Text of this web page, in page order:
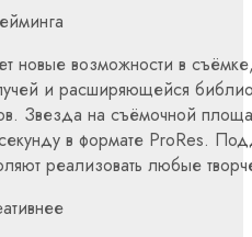
новые возможности в
и расширяющейся
Звезда на съёмочной
в формате ProRes.
реализовать любые